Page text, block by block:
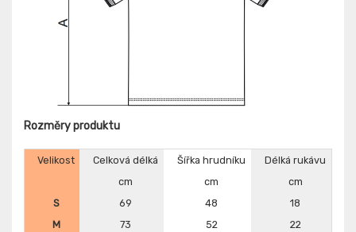
Rozměry produktu
Velikost Celková délká Šířka hrudníku
Délká rukávu
cm
cm
cm
S
69 48
18
M
73 52
22